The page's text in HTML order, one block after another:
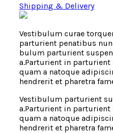
Shipping & Delivery
Vestibulum curae
parturient penatibus
bulum parturient
a.Parturient in
quam a natoque
hendrerit et pharetra
Vestibulum parturient
a.Parturient in
quam a natoque
hendrerit et pharetra